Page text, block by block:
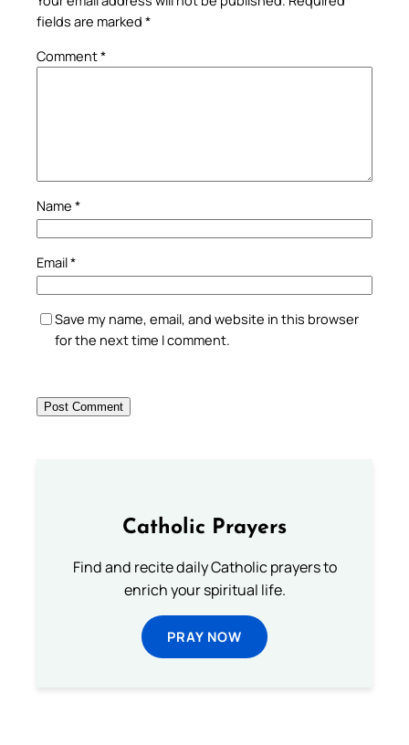
fields are marked *
Comment*
Name *
Email*
Save my name, email, and website in this browser
for the next time I comment.
Catholic Prayers
Find and recite daily Catholic prayers to
enrich your spiritual life.
PRAY NOW